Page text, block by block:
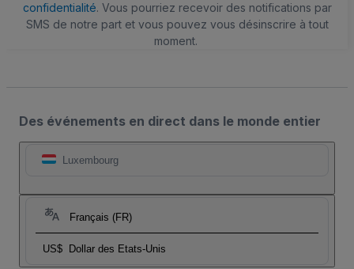
confidentialité. Vous pourriez recevoir des notifications par
SMS de notre part et vous pouvez vous désinscrire à tout
moment.
Des événements en direct dans le monde entier
Luxembourg
Français (FR)
US$ Dollar des Etats-Unis